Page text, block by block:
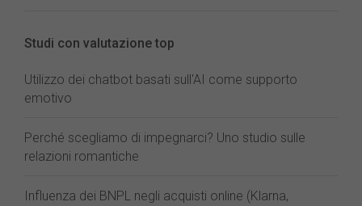
Studi con valutazione top
Utilizzo dei chatbot basati sull'AI come supporto
emotivo
Perché scegliamo di impegnarci? Uno studio sulle
relazioni romantiche
Influenza dei BNPL negli acquisti online (Klarna,